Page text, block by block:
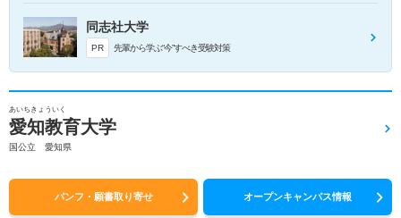
同志社大学
PR 先輩から学ぶ“今”すべき受験対策
あいちきょういく
愛知教育大学
国公立 愛知県
パンフ・願書取り寄せ オープンキャンパス情報